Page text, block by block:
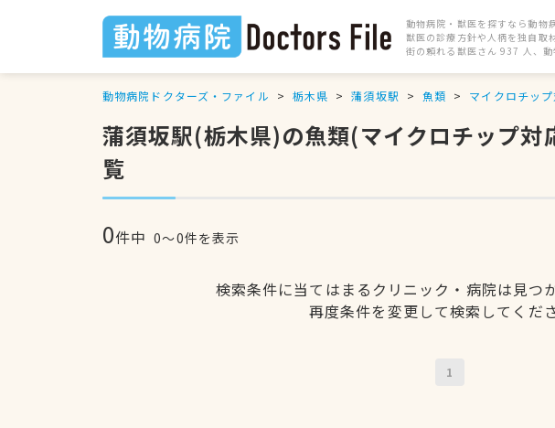
動物病院・獣医を探すなら動物
獣医の診療方針や人柄を独自取
街の頼れる獣医さん 937 人、
動物病院ドクターズ・ファイル 栃木県 蒲須坂駅 魚類 マイクロチッ
蒲須坂駅(栃木県)の魚類(マイクロチップ対
覧
0件中 0〜0件を表示
検索条件に当てはまるクリニック・病院は見つ
再度条件を変更して検索してくださ
1